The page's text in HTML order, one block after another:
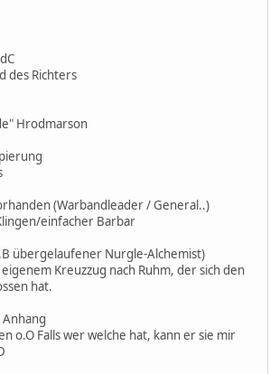
des Richters
Hrodmarson
(Warbandleader / General..)
einfacher Barbar
übergelaufener Nurgle-Alchemist)
Kreuzzug nach Ruhm, der sich den
hat.
o.O Falls wer welche hat, kann er sie mir